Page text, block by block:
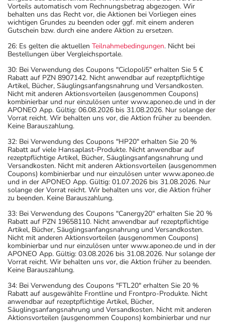
Vorteils automatisch vom Rechnungsbetrag abgezogen. Wir
behalten uns das Recht vor, die Aktionen bei Vorliegen eines
wichtigen Grundes zu beenden oder ggf. mit einem anderen
Gutschein bzw. durch eine andere Aktion zu ersetzen.
26: Es gelten die aktuellen Teilnahmebedingungen. Nicht bei
Bestellungen über Vergleichsportale.
30: Bei Verwendung des Coupons "Ciclopoli5" erhalten Sie 5 €
Rabatt auf PZN 8907142. Nicht anwendbar auf rezeptpflichtige
Artikel, Bücher, Säuglingsanfangsnahrung und Versandkosten.
Nicht mit anderen Aktionsvorteilen (ausgenommen Coupons)
kombinierbar und nur einzulösen unter www.aponeo.de und in der
APONEO App. Gültig: 06.08.2026 bis 31.08.2026. Nur solange der
Vorrat reicht. Wir behalten uns vor, die Aktion früher zu beenden.
Keine Barauszahlung.
32: Bei Verwendung des Coupons "HP20" erhalten Sie 20 %
Rabatt auf viele Hansaplast-Produkte. Nicht anwendbar auf
rezeptpflichtige Artikel, Bücher, Säuglingsanfangsnahrung und
Versandkosten. Nicht mit anderen Aktionsvorteilen (ausgenommen
Coupons) kombinierbar und nur einzulösen unter www.aponeo.de
und in der APONEO App. Gültig: 01.07.2026 bis 31.08.2026. Nur
solange der Vorrat reicht. Wir behalten uns vor, die Aktion früher
zu beenden. Keine Barauszahlung.
33: Bei Verwendung des Coupons "Canergy20" erhalten Sie 20 %
Rabatt auf PZN 19658110. Nicht anwendbar auf rezeptpflichtige
Artikel, Bücher, Säuglingsanfangsnahrung und Versandkosten.
Nicht mit anderen Aktionsvorteilen (ausgenommen Coupons)
kombinierbar und nur einzulösen unter www.aponeo.de und in der
APONEO App. Gültig: 03.08.2026 bis 31.08.2026. Nur solange der
Vorrat reicht. Wir behalten uns vor, die Aktion früher zu beenden.
Keine Barauszahlung.
34: Bei Verwendung des Coupons "FTL20" erhalten Sie 20 %
Rabatt auf ausgewählte Frontline und Frontpro-Produkte. Nicht
anwendbar auf rezeptpflichtige Artikel, Bücher,
Säuglingsanfangsnahrung und Versandkosten. Nicht mit anderen
Aktionsvorteilen (ausgenommen Coupons) kombinierbar und nur